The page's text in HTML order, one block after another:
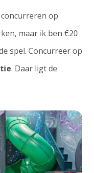
op
maar ik ben €20
spel. Concurreer op
. Daar ligt de